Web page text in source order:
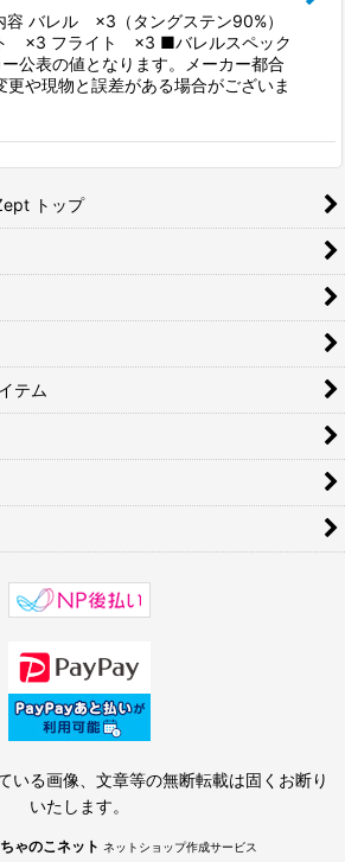
バレル ×3（タングステン90%）
×3 フライト ×3 ■バレルスペック
公表の値となります。メーカー都合
更や現物と誤差がある場合がございま
トップ
テム
いる画像、文章等の無断転載は固くお断り
いたします。
ゃのこネット ネットショップ作成サービス